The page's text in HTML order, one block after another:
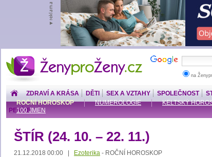
ŽenyproŽeny.cz
na
ZDRAVÍ A KRÁSA DĚTI SEX A VZTAHY SPOLEČNOST
ROČNÍ HOROSKOP
NUMEROLOGIE KELTSKÝ
100 JMEN
PENÍZE
ŠTÍR (24. 10. – 22. 11.)
21.12.2018 00:00 | Ezoterika - ROČNÍ HOROSKOP